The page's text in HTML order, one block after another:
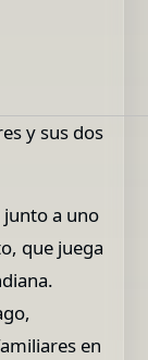
y sus dos
junto a uno
que juega
en